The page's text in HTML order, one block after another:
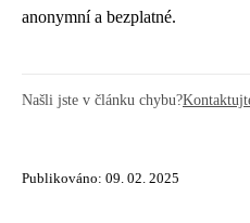
anonymní a bezplatné.
Našli jste v článku chybu?
Publikováno: 09. 02. 2025